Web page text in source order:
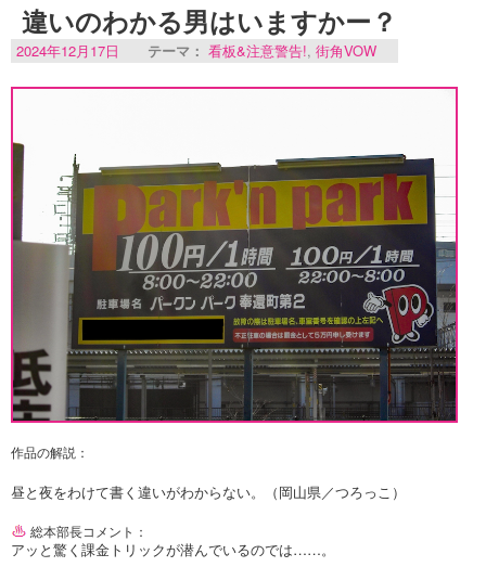
違いのわかる男はいますかー？
2024年12月17日 テーマ： 看板&注意警告!, 街角VOW
作品の解説：
昼と夜をわけて書く違いがわからない。（岡山県／つろっこ）
総本部長コメント：
アッと驚く課金トリックが潜んでいるのでは……。